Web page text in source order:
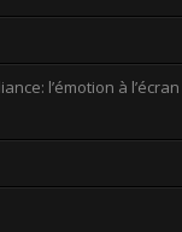
l’émotion à l’écran